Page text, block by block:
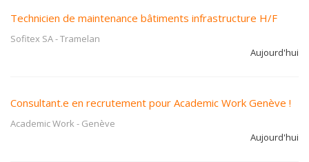
Technicien de maintenance bâtiments infrastructure H/F
Sofitex SA-Tramelan
Aujourd'hui
Consultant.e en recrutement pour Academic Work Genève !
Academic Work - Genève
Aujourd'hui